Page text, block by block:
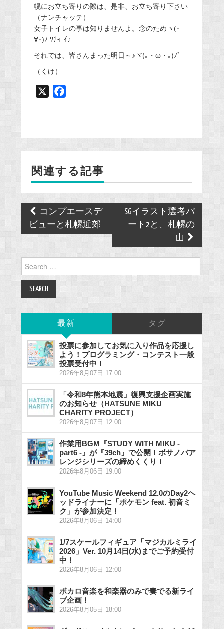
幌にお立ち寄りの際は、是非、お立ち寄り下さい
（ナンチャッテ）
女子トイレの事は知りませんよ。念のためヽ(･
∀･)ﾉ ﾜﾁｮｰｲ♪
それでは、皆さんまった明日～♪ヾ(｡・ω・｡)ﾉﾞ
（くけ）
o
k
関連する記事
Post
navigation
コンプエースデ
ビューと札幌近郊
SGイラスト選考パ
ート2と、札幌の
山
for:
最新 タグ
投票に参加してお気に入り作品を応援し
よう！プログラミング・コンテスト一般
投票受付中！
2026年8月07日 17:00
「令和8年熊本地震」復興支援企画実施
のお知らせ（HATSUNE MIKU
CHARITY PROJECT）
2026年8月07日 12:00
作業用BGM『STUDY WITH MIKU -
part6 -』が『39ch』で公開！ボサノバア
レンジシリーズの締めくくり！
2026年8月06日 19:00
YouTube Music Weekend 12.0のDay2ヘ
ッドライナーに「ポケモン feat. 初音ミ
ク」が参加決定！
2026年8月06日 14:00
1/7スケールフィギュア「マジカルミライ
2026」Ver. 10月14日(水)までご予約受付
中！
2026年8月06日 12:00
ボカロ音楽を和楽器のみで奏でる新ライ
ブ企画！
2026年8月05日 18:00